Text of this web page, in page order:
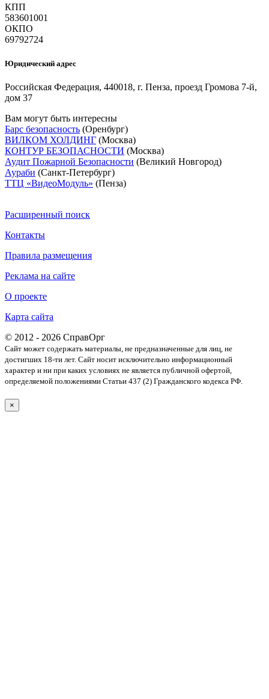
КПП
583601001
ОКПО
69792724
Юридический адрес
Российская Федерация, 440018, г. Пенза, проезд Громова 7-й,
дом 37
Вам могут быть интересны
Барс безопасность (Оренбург)
ВИЛКОМ ХОЛДИНГ (Москва)
КОНТУР БЕЗОПАСНОСТИ (Москва)
Аудит Пожарной Безопасности (Великий Новгород)
Аураби (Санкт-Петербург)
ТТЦ «ВидеоМодуль» (Пенза)
Расширенный поиск
Контакты
Правила размещения
Реклама на сайте
О проекте
Карта сайта
© 2012 - 2026 СправОрг
Сайт может содержать материалы, не предназначенные для лиц, не
достигших 18-ти лет. Cайт носит исключительно информационный
характер и ни при каких условиях не является публичной офертой,
определяемой положениями Статьи 437 (2) Гражданского кодекса РФ.
×